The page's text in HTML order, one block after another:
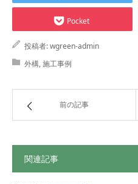
Pocket
投稿者:wgreen-admin
外構,施工事例
前の記事
関連記事